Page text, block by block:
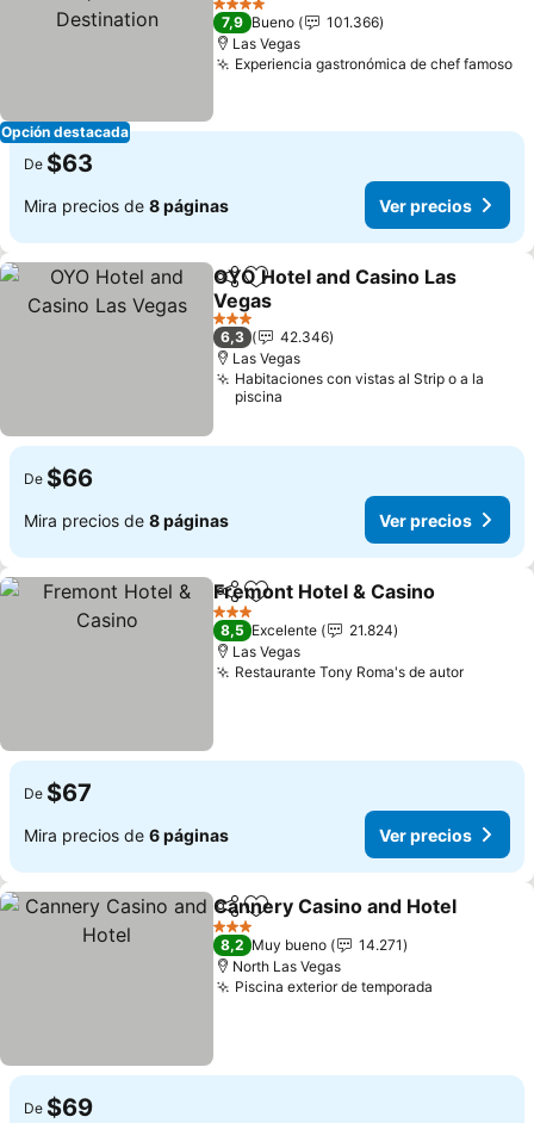
Opción destacada
Ver precios
4 Estrellas
7,9 Bueno
101.366
Las Vegas
Experiencia gastronómica de chef famoso
De $63
Mira precios de 8 páginas Ver precios
CompartirAgregar a favoritos
OYO Hotel and Casino Las
Vegas
Ver precios
3 Estrellas
6,3
42.346
Las Vegas
Habitaciones con vistas al Strip o a la
piscina
De $66
Mira precios de 8 páginas Ver precios
CompartirAgregar a favoritos
Fremont Hotel & Casino
3 Estrellas
8,5 Excelente
21.824
Las Vegas
Restaurante Tony Roma's de autorVer
De $67
Mira precios de 6 páginas Ver precios
CompartirAgregar a favoritos
Cannery Casino and Hotel
3 Estrellas
8,2 Muy bueno
14.271
North Las Vegas
Piscina exterior de temporada
De $69